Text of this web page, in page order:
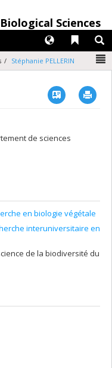
Biological Sciences
Liens
Langues
Stéphanie PELLERIN
Vcard
de sciences
en biologie végétale
interuniversitaire en
de la biodiversité du